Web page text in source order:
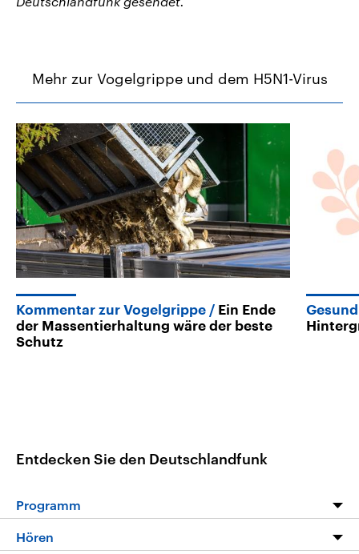
Mehr zur Vogelgrippe und dem H5N1-Virus
Kommentar zur Vogelgrippe
Ein Ende
der Massentierhaltung wäre der beste
Schutz
Entdecken Sie den Deutschlandfunk
Programm
Programm
Hören